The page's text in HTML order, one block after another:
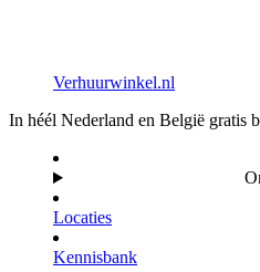
Verhuurwinkel.nl
In héél Nederland en België gratis
Locaties
Kennisbank